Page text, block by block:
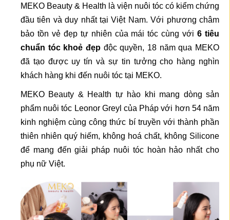
MEKO Beauty & Health là viện nuôi tóc có kiểm chứng
đầu tiên và duy nhất tại Việt Nam. Với phương châm
bảo tồn vẻ đẹp tự nhiên của mái tóc cùng với6 tiêu
chuẩn tóc khoẻ đẹp độc quyền, 18 năm qua MEKO
đã tạo được uy tín và sự tin tưởng cho hàng nghìn
khách hàng khi đến nuôi tóc tại MEKO.
MEKO Beauty & Health tự hào khi mang dòng sản
phẩm nuôi tóc Leonor Greyl của Pháp với hơn 54 năm
kinh nghiệm cùng công thức bí truyền với thành phần
thiên nhiên quý hiếm, không hoá chất, không Silicone
để mang đến giải pháp nuôi tóc hoàn hảo nhất cho
phụ nữ Việt.